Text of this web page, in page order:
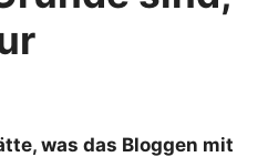
was das Bloggen mit